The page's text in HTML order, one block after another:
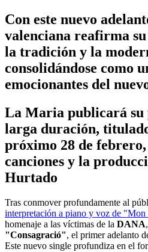
Con este nuevo
valenciana reafirma
la tradición y la
consolidándose como
emocionantes del
La Maria publicará su
larga duración,
próximo 28 de febrero,
canciones y la
Hurtado
Tras conmover profundamente al
interpretación a piano y voz de
homenaje a las víctimas de la DANA,
"Consagració", el primer adelanto
Este nuevo single profundiza en el